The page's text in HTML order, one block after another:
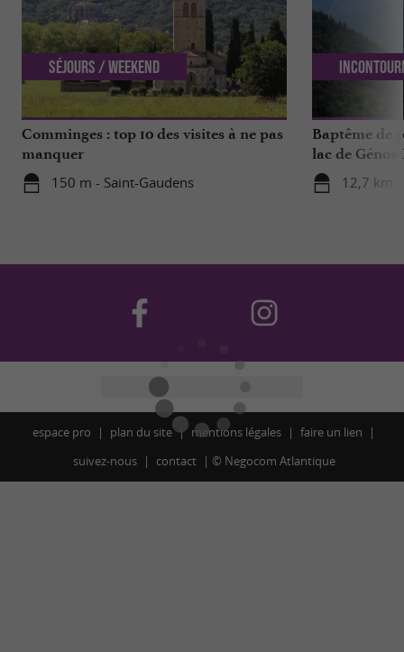
Comminges : top 10 des visites à ne pas
manquer
150 m - Saint-Gaudens
Séjours / Weekend
Baptême de
lac de
expérience à
12,7 km -
espace pro plan du site mentions légales
faire un lien
suivez-nous
contact © Negocom Atlantique